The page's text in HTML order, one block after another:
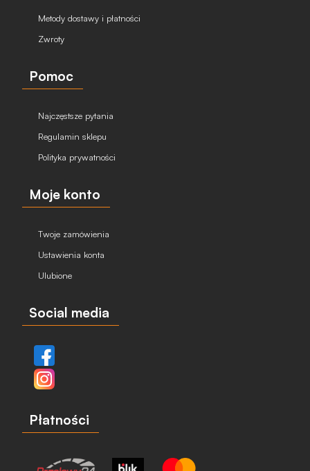
Metody dostawy i płatności
Zwroty
Pomoc
Najczęstsze pytania
Regulamin sklepu
Polityka prywatności
Moje konto
Twoje zamówienia
Ustawienia konta
Ulubione
Social media
Płatności